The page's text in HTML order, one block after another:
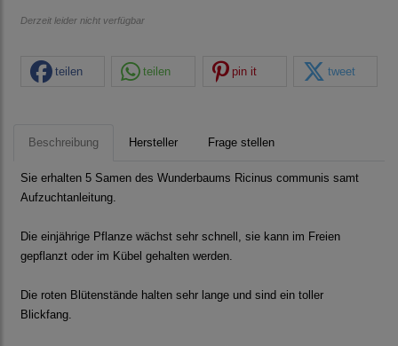
Derzeit leider nicht verfügbar
teilen teilen pin it tweet
Beschreibung Hersteller Frage stellen
Sie erhalten 5 Samen des Wunderbaums Ricinus communis samt
Aufzuchtanleitung.
Die einjährige Pflanze wächst sehr schnell, sie kann im Freien
gepflanzt oder im Kübel gehalten werden.
Die roten Blütenstände halten sehr lange und sind ein toller
Blickfang.